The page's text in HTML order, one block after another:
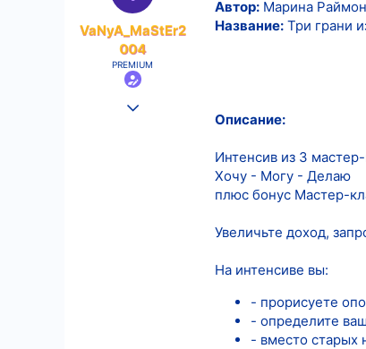
VaNyA_MaStEr2
004
PREMIUM
Автор: Марина
Название: Три грани
Описание:
Интенсив из 3
Хочу - Могу - Делаю
плюс бонус Мастер-
Увеличьте доход,
На интенсиве вы:
- прорисуете
- определите
- вместо старых